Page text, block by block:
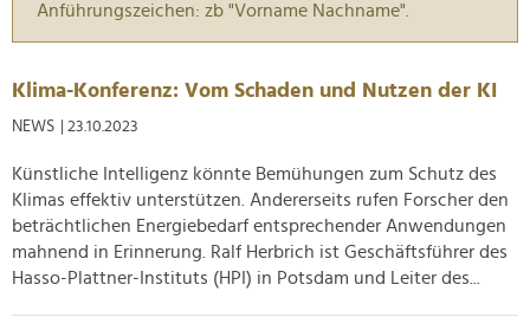
Anführungszeichen: zb "Vorname Nachname".
Klima-Konferenz: Vom Schaden und Nutzen der KI
NEWS | 23.10.2023
Künstliche Intelligenz könnte Bemühungen zum Schutz des
Klimas effektiv unterstützen. Andererseits rufen Forscher den
beträchtlichen Energiebedarf entsprechender Anwendungen
mahnend in Erinnerung. Ralf Herbrich ist Geschäftsführer des
Hasso-Plattner-Instituts (HPI) in Potsdam und Leiter des...